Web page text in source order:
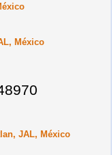
México
JAL, México